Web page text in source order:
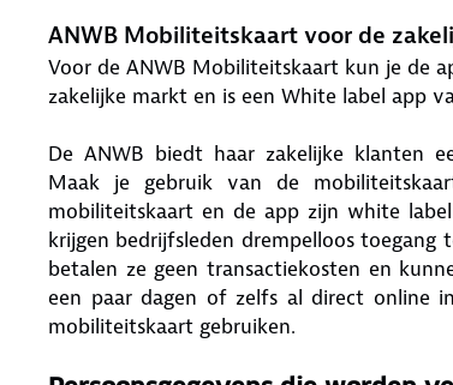
ANWB Mobiliteitskaart voor de
Voor de ANWB Mobiliteitskaart kun je de
zakelijke markt en is een White label app
De ANWB biedt haar zakelijke klanten
Maak je gebruik van de
mobiliteitskaart en de app zijn white
krijgen bedrijfsleden drempelloos
betalen ze geen transactiekosten en
een paar dagen of zelfs al direct online
mobiliteitskaart gebruiken.